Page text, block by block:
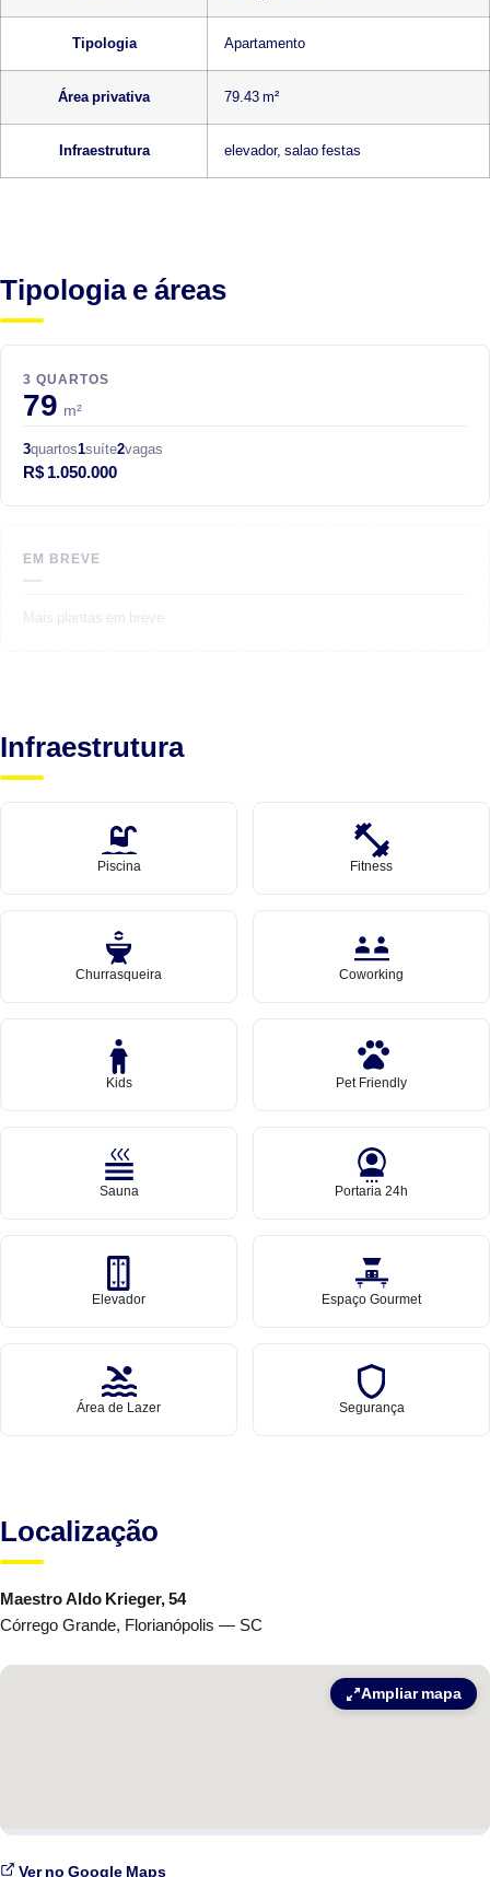
Tipologia Apartamento
Área privativa 79.43 m²
Infraestrutura elevador, salao festas
Tipologia e áreas
3 QUARTOS
79 m²
3quartos1suíte2vagas
R$ 1.050.000
EM BREVE
—
Mais plantas em breve
Infraestrutura
Piscina Fitness
Churrasqueira Coworking
Kids Pet Friendly
Sauna Portaria 24h
Elevador Espaço Gourmet
Área de Lazer Segurança
Localização
Maestro Aldo Krieger, 54
Córrego Grande, Florianópolis — SC
Ampliar mapa
Ver no Google Maps